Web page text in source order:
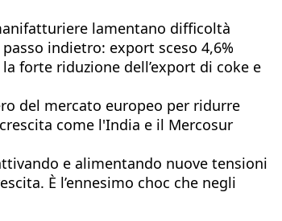
lamentano difficoltà
indietro: export sceso 4,6%
forte riduzione dell’export di coke e
del mercato europeo per ridurre
come l'India e il Mercosur
e alimentando nuove tensioni
È l’ennesimo choc che negli